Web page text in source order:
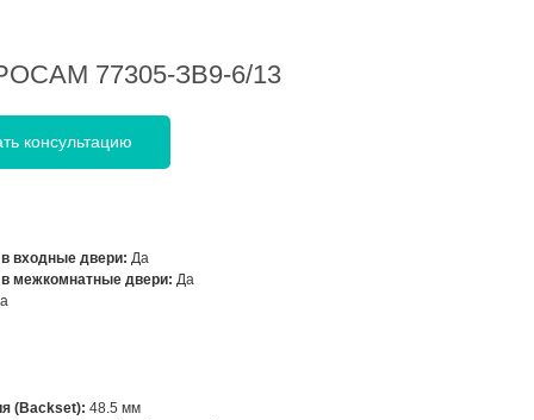
77305-ЗВ9-6/13
консультацию
входные двери: Да
межкомнатные двери: Да
(Backset): 48.5 мм